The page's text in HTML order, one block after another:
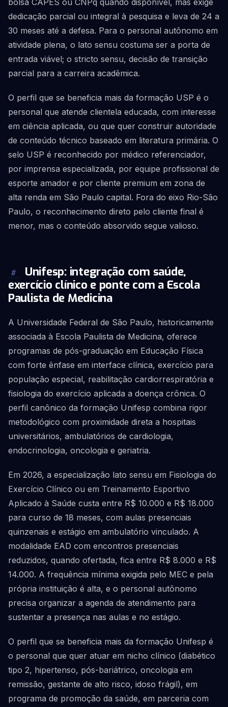
bolsa CAPES ou CNPq quando disponível, mas exige
dedicação parcial ou integral à pesquisa e leva de 24 a
30 meses até a defesa. Para o personal autônomo em
atividade plena, o lato sensu costuma ser a porta de
entrada viável; o stricto sensu, decisão de transição
parcial para a carreira acadêmica.
O perfil que se beneficia mais da formação USP é o
personal que atende clientela educada, com interesse
em ciência aplicada, ou que quer construir autoridade
de conteúdo técnico baseado em literatura primária. O
selo USP é reconhecido por médico referenciador,
por imprensa especializada, por equipe profissional de
esporte amador e por cliente premium em zona de
alta renda em São Paulo capital. Fora do eixo Rio-São
Paulo, o reconhecimento direto pelo cliente final é
menor, mas o conteúdo absorvido segue valioso.
#
Unifesp: integração com saúde,
exercício clínico e ponte com a Escola
Paulista de Medicina
A Universidade Federal de São Paulo, historicamente
associada à Escola Paulista de Medicina, oferece
programas de pós-graduação em Educação Física
com forte ênfase em interface clínica, exercício para
população especial, reabilitação cardiorrespiratória e
fisiologia do exercício aplicada a doença crônica. O
perfil canônico da formação Unifesp combina rigor
metodológico com proximidade direta a hospitais
universitários, ambulatórios de cardiologia,
endocrinologia, oncologia e geriatria.
Em 2026, a especialização lato sensu em Fisiologia do
Exercício Clínico ou em Treinamento Esportivo
Aplicado à Saúde custa entre R$ 10.000 e R$ 18.000
para curso de 18 meses, com aulas presenciais
quinzenais e estágio em ambulatório vinculado. A
modalidade EAD com encontros presenciais
reduzidos, quando ofertada, fica entre R$ 8.000 e R$
14.000. A frequência mínima exigida pelo MEC e pela
própria instituição é alta, e o personal autônomo
precisa organizar a agenda de atendimento para
sustentar a presença nas aulas e no estágio.
O perfil que se beneficia mais da formação Unifesp é
o personal que quer atuar em nicho clínico (diabético
tipo 2, hipertenso, pós-bariátrico, oncologia em
remissão, gestante de alto risco, idoso frágil), em
programa de promoção da saúde, em parceria com